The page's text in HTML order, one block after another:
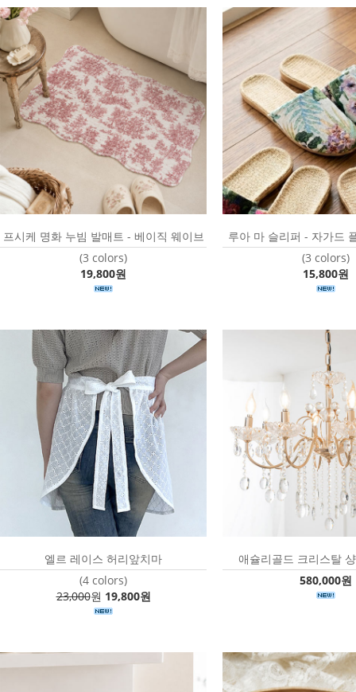
프시케 명화 누빔 발매트 - 베이직 웨이브
(3 colors)
19,800원
루아 마 슬리퍼 - 자가드
(3 colors)
15,800원
엘르 레이스 허리앞치마
(4 colors)
23,000원 19,800원
애슐리골드 크리스탈
580,000원